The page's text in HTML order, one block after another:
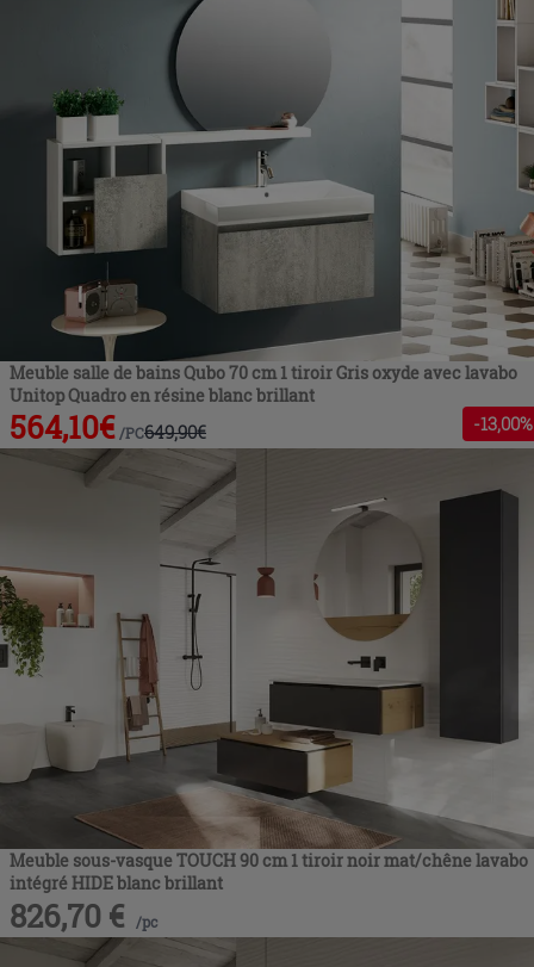
Meuble salle de bains Qubo 70 cm 1 tiroir Gris oxyde avec lavabo
Unitop Quadro en résine blanc brillant
564,10€ /PC649,90€ -13,00%
Meuble sous-vasque TOUCH 90 cm 1 tiroir noir mat/chêne lavabo
intégré HIDE blanc brillant
826,70 € /pc